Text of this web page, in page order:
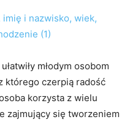
młodym osobom
którego czerpią radość
korzysta z wielu
zajmujący się tworzeniem